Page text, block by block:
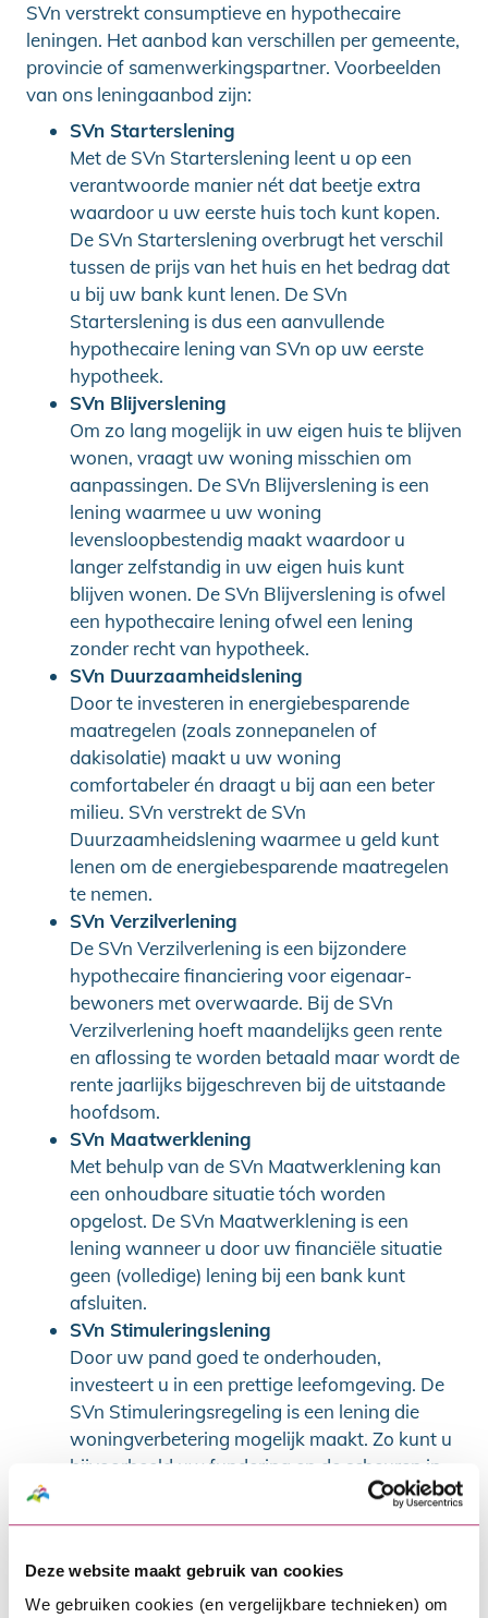
Deze website maakt gebruik van cookies
We gebruiken cookies (en vergelijkbare technieken) om
SVn verstrekt consumptieve en hypothecaire
leningen. Het aanbod kan verschillen per gemeente,
provincie of samenwerkingspartner. Voorbeelden
van ons leningaanbod zijn:
SVn Starterslening
Met de SVn Starterslening leent u op een
verantwoorde manier nét dat beetje extra
waardoor u uw eerste huis toch kunt kopen.
De SVn Starterslening overbrugt het verschil
tussen de prijs van het huis en het bedrag dat
u bij uw bank kunt lenen. De SVn
Starterslening is dus een aanvullende
hypothecaire lening van SVn op uw eerste
hypotheek.
SVn Blijverslening
Om zo lang mogelijk in uw eigen huis te blijven
wonen, vraagt uw woning misschien om
aanpassingen. De SVn Blijverslening is een
lening waarmee u uw woning
levensloopbestendig maakt waardoor u
langer zelfstandig in uw eigen huis kunt
blijven wonen. De SVn Blijverslening is ofwel
een hypothecaire lening ofwel een lening
zonder recht van hypotheek.
SVn Duurzaamheidslening
Door te investeren in energiebesparende
maatregelen (zoals zonnepanelen of
dakisolatie) maakt u uw woning
comfortabeler én draagt u bij aan een beter
milieu. SVn verstrekt de SVn
Duurzaamheidslening waarmee u geld kunt
lenen om de energiebesparende maatregelen
te nemen.
SVn Verzilverlening
De SVn Verzilverlening is een bijzondere
hypothecaire financiering voor eigenaar-
bewoners met overwaarde. Bij de SVn
Verzilverlening hoeft maandelijks geen rente
en aflossing te worden betaald maar wordt de
rente jaarlijks bijgeschreven bij de uitstaande
hoofdsom.
SVn Maatwerklening
Met behulp van de SVn Maatwerklening kan
een onhoudbare situatie tóch worden
opgelost. De SVn Maatwerklening is een
lening wanneer u door uw financiële situatie
geen (volledige) lening bij een bank kunt
afsluiten.
SVn Stimuleringslening
Door uw pand goed te onderhouden,
investeert u in een prettige leefomgeving. De
SVn Stimuleringsregeling is een lening die
woningverbetering mogelijk maakt. Zo kunt u
bijvoorbeeld uw fundering en de scheuren in
uw gevel herstellen of uw monumentale pand
restaureren.
Bereikbaarheid
SVn is bereikbaar per post, via e-mail en